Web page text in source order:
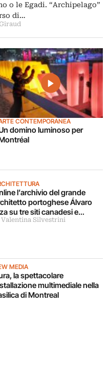
o le Egadi. “Archipelago”
di…
CONTEMPORANEA
domino luminoso per
l’archivio del grande
portoghese Álvaro
su tre siti canadesi e
Silvestrini
MEDIA
la spettacolare
multimediale nella
di Montreal